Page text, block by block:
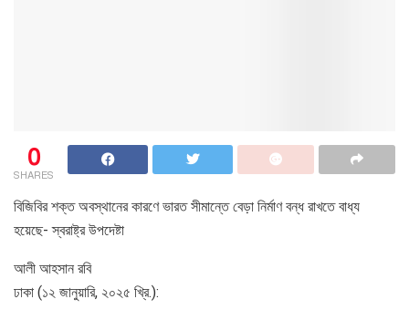
0
SHARES
বিজিবির শক্ত অবস্থানের কারণে ভারত সীমান্তে বেড়া নির্মাণ বন্ধ রাখতে বাধ্য
হয়েছে- স্বরাষ্ট্র উপদেষ্টা
আলী আহসান রবি
ঢাকা (১২ জানুয়ারি, ২০২৫ খ্রি.):